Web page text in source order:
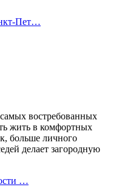
Пет…
востребованных
жить в комфортных
больше личного
делает загородную
…